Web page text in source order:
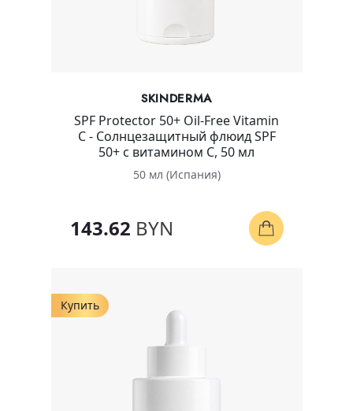
SKINDERMA
SPF Protector 50+ Oil-Free Vitamin
C - Солнцезащитный флюид SPF
50+ с витамином С, 50 мл
50 мл (Испания)
143.62 BYN
Купить